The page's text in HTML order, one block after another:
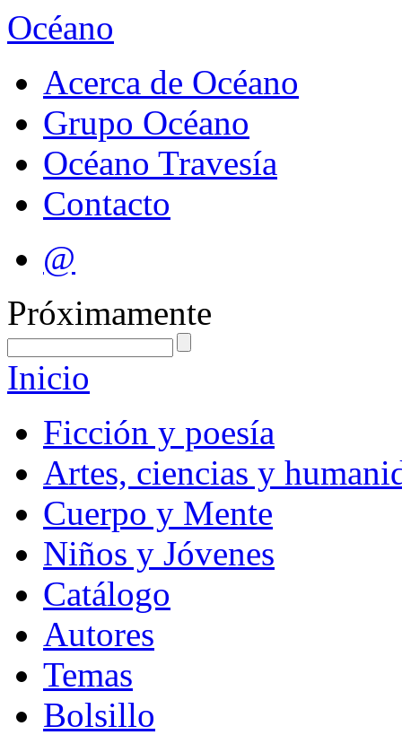
Océano
Acerca de Océano
Grupo Océano
Océano Travesía
Contacto
@
Próximamente
Inicio
Ficción y poesía
Artes, ciencias y
Cuerpo y Mente
Niños y Jóvenes
Catálogo
Autores
Temas
Bolsillo